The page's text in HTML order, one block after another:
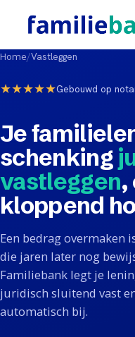
Home/Vastleggen
★★★★★Gebouwd op
Je
schenking
vastleggen,
kloppend
Een bedrag overmaken
die jaren later nog
Familiebank legt je
juridisch sluitend vast
automatisch bij.